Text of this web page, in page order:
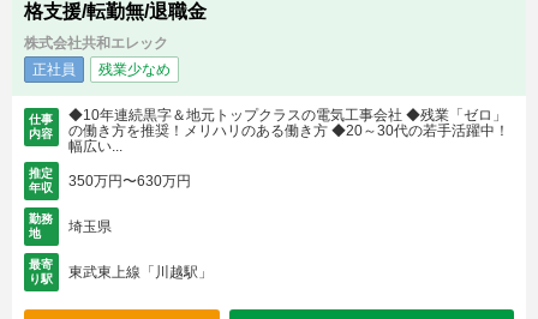
格支援/転勤無/退職金
株式会社共和エレック
正社員
残業少なめ
仕事
内容
◆10年連続黒字＆地元トップクラスの電気工事会社 ◆残業「ゼロ」
の働き方を推奨！メリハリのある働き方 ◆20～30代の若手活躍中！
幅広い...
推定
年収
350万円〜630万円
勤務
地
埼玉県
最寄
り駅
東武東上線「川越駅」